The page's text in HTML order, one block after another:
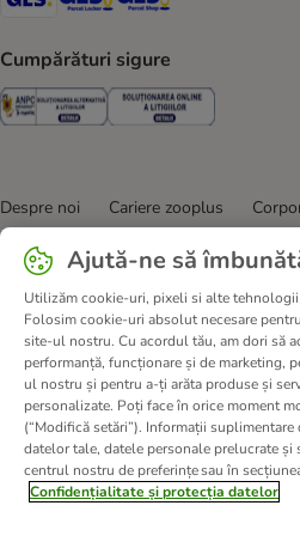
Cumpărături sigure
Security Security
Despre noi Cariere zooplus
Informații legale
Deșeuri și protecția mediului
Contact
Retrageți-vă din contract aici
Metode
Program de afiliere
Declarație de
Confidenţialitate & protecția datelor
© zooplus SE2026
Ajută-ne să
Utilizăm cookie-uri, pixeli si alte
Folosim cookie-uri absolut necesare
site-ul nostru. Cu acordul tău, am dori să
performanță, funcționare și de marketing,
ul nostru și pentru a-ți arăta produse și
personalizate. Poți face în orice moment
(“Modifică setări”). Informații
datelor tale, datele personale prelucrate
centrul nostru de preferințe sau în
Confidențialitate și protecția datelor